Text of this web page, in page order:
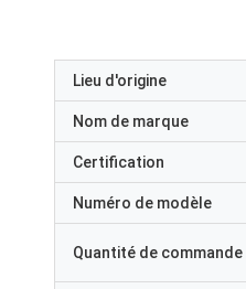
Lieu d'origine
Nom de marque
Certification
Numéro de modèle
Quantité de commande